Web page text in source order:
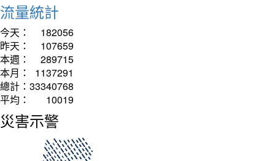
流量統計
今天：
182056
昨天：
107659
本週：
289715
本月：
1137291
總計： 33340768
平均：
10019
災害示警